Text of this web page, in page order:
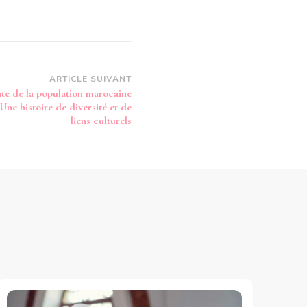
ARTICLE SUIVANT
de la population marocaine
histoire de diversité et de
liens culturels